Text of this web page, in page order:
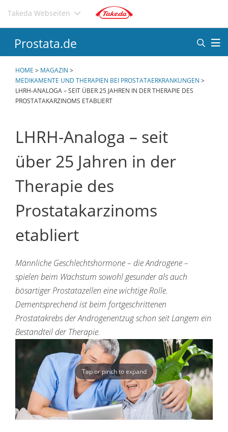
Direkt
Inhalt
Takeda Webseiten
Prostata.de
HOME > MAGAZIN >
MEDIKAMENTE UND THERAPIEN BEI PROSTATAERKRANKUNGEN >
LHRH-ANALOGA – SEIT ÜBER 25 JAHREN IN DER THERAPIE DES
PROSTATAKARZINOMS ETABLIERT
LHRH-Analoga – seit
über 25 Jahren in der
Therapie des
Prostatakarzinoms
etabliert
Männliche Geschlechtshormone – die Androgene –
spielen beim Wachstum sowohl gesunder als auch
bösartiger Prostatazellen eine wichtige Rolle.
Dementsprechend ist beim fortgeschrittenen
Prostatakrebs der Androgenentzug schon seit Langem ein
Bestandteil der Therapie.
Tap or pinch to expand